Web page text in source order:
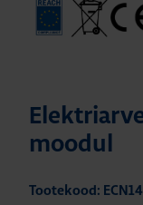
moodul
Tootekood: